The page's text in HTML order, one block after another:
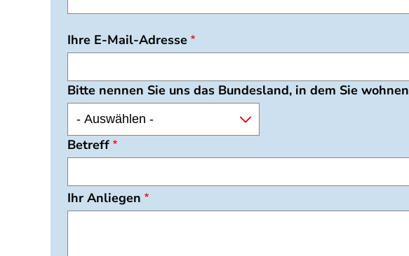
Ihre E-Mail-Adresse
Bitte nennen Sie uns das Bundesland, in dem Sie wohnen
Betreff
Ihr Anliegen